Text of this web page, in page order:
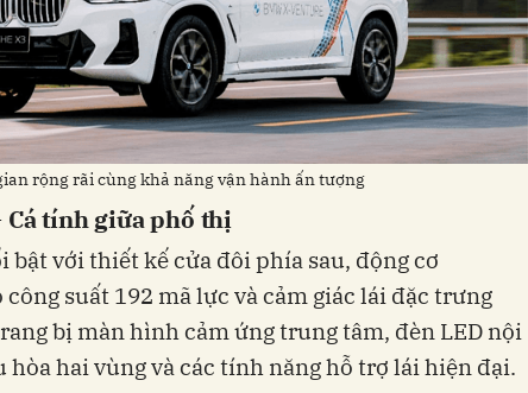
rộng rãi cùng khả năng vận hành ấn tượng
tính giữa phố thị
bật với thiết kế cửa đôi phía sau, động cơ
suất 192 mã lực và cảm giác lái đặc trưng
bị màn hình cảm ứng trung tâm, đèn LED nội
hai vùng và các tính năng hỗ trợ lái hiện đại.